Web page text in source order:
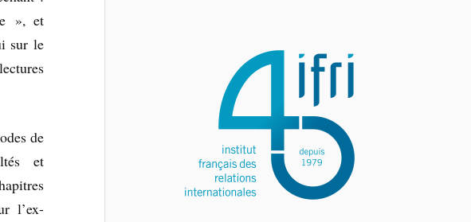
», et
sur le
de
et
l’ex-